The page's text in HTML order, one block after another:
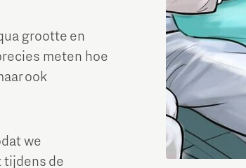
grootte en
meten hoe
ook
we
tijdens de